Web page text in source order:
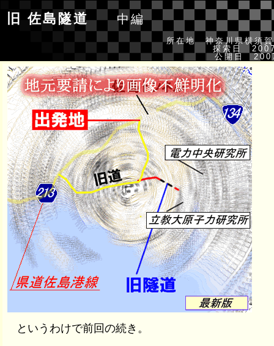
旧 佐島隧道中編
所在地 神奈川県横須
探索日
公開日
というわけで前回の続き。